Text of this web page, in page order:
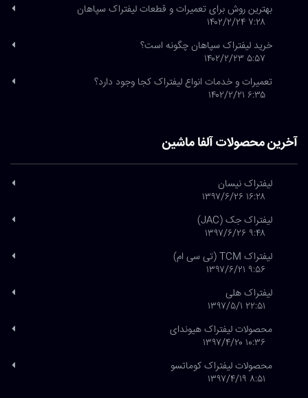
بهترین روش برای تعمیرات و قطعات لیفتراک سپاهان
۷:۲۸ ۱۴۰۲/۲/۲۴
خرید لیفتراک سپاهان چگونه است؟
۵:۵۷ ۱۴۰۲/۲/۲۳
تعمیرات و خدمات انواع لیفتراک کجا وجود دارد؟
۶:۳۵ ۱۴۰۲/۲/۲۱
آخرین محصولات آلفا ماشین
لیفتراک نیسان
۱۶:۲۸ ۱۳۹۷/۶/۲۶
لیفتراک جک (JAC)
۹:۴۸ ۱۳۹۷/۶/۲۶
لیفتراک TCM (تی سی ام)
۹:۵۶ ۱۳۹۷/۶/۲۱
لیفتراک هلی
۲۲:۵۱ ۱۳۹۷/۵/۱
محصولات لیفتراک هیوندای
۱۰:۳۶ ۱۳۹۷/۴/۲۰
محصولات لیفتراک کوماتسو
۸:۵۱ ۱۳۹۷/۴/۱۹